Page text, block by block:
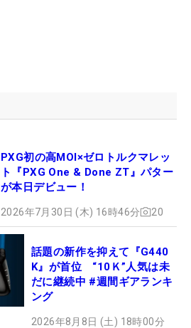
PXG初の高MOI×ゼロトルクマレッ
ト『PXG One & Done ZT』パター
が本日デビュー！
2026年7月30日 (木) 16時46分 20
話題の新作を抑えて『G440
K』が首位 “10Ｋ”人気は未
だに継続中 #週間ギアランキ
ング
2026年8月8日 (土) 18時00分